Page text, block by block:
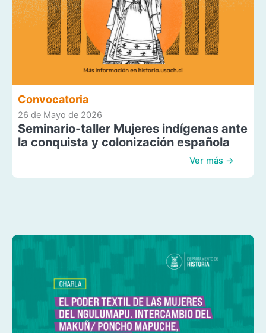
Convocatoria
26 de Mayo de 2026
Seminario-taller Mujeres indígenas ante
la conquista y colonización española
Ver más →